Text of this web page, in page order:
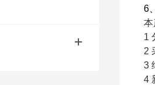
6
本
1
2
3
4